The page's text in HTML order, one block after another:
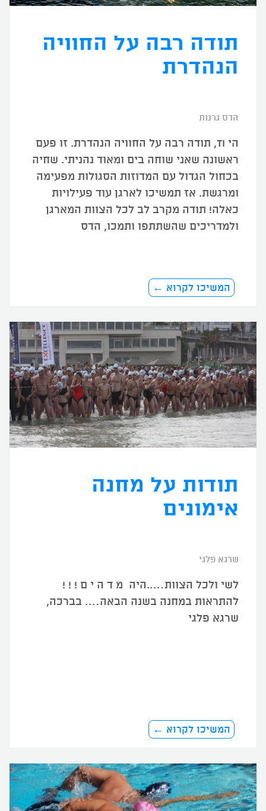
תודה רבה על החוויה
הנהדרת
הדס גרנות
הי TI, תודה רבה על החוויה הנהדרת. זו פעם
ראשונה שאני שוחה בים ומאוד נהניתי. שחיה
בכחול הגדול עם המדוזות הסגולות מפעימה
ומרגשת. אז תמשיכו לארגן עוד פעילויות
כאלה! תודה מקרב לב לכל הצוות המארגן
ולמדריכים שהשתתפו ותמכו, הדס
המשיכו לקרוא ←
תודות על מחנה
אימונים
שרגא פלגי
לשי ולכל הצוות…..היה מ ד ה י ם ! ! !
להתראות במחנה בשנה הבאה…. בברכה,
שרגא פלגי
המשיכו לקרוא ←